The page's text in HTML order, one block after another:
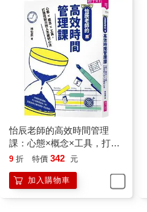
怡辰老師的高效時間管理
課：心態×概念×工具，打造
恆毅力的人生複利心法
9 折 特價 342 元
加入購物車